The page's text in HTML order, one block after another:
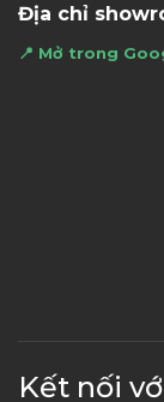
Địa chỉ
📍 Mở trong
Kết nối